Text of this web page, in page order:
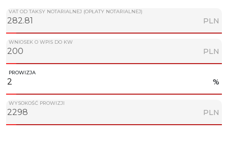
VAT OD TAKSY NOTARIALNEJ (OPŁATY NOTARIALNEJ)
PLN
WNIOSEK O WPIS DO KW
PLN
PROWIZJA
%
WYSOKOŚĆ PROWIZJI
PLN